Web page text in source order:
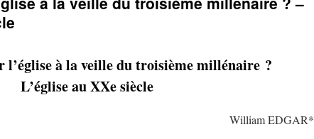
l’église à la veille du troisième millénaire ?
L’église au XXe siècle
William EDGAR*